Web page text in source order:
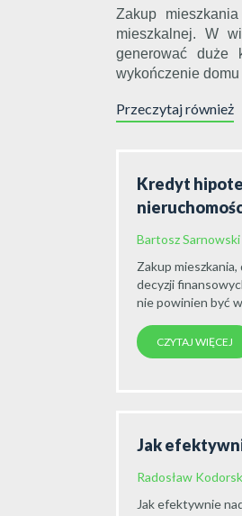
Zakup
mieszkalnej. W
generować duże
wykończenie
Przeczytaj również
Kredyt
Bartosz Sarnowski
Zakup
decyzji
nie powinien być
CZYTAJ WIĘCEJ
Jak
Radosław
Jak efektywnie